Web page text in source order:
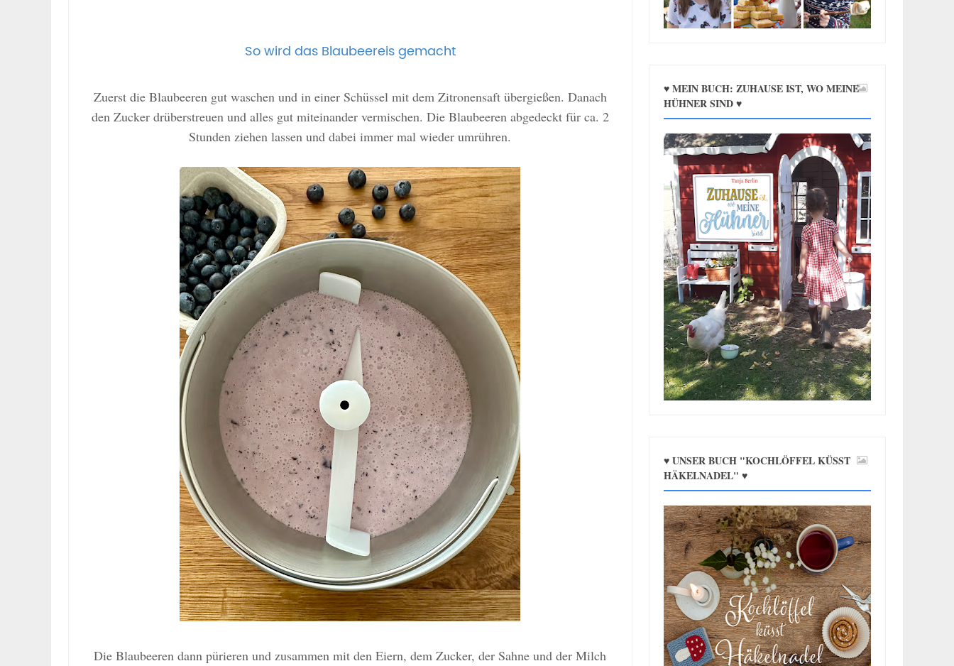
So wird das Blaubeereis gemacht
Zuerst die Blaubeeren gut waschen und in einer Schüssel mit dem Zitronensaft übergießen. Danach
den Zucker drüberstreuen und alles gut miteinander vermischen. Die Blaubeeren abgedeckt für ca. 2
Stunden ziehen lassen und dabei immer mal wieder umrühren.
Die Blaubeeren dann pürieren und zusammen mit den Eiern, dem Zucker, der Sahne und der Milch
♥ MEIN BUCH: ZUHAUSE IST, WO MEINE
HÜHNER SIND ♥
♥ UNSER BUCH "KOCHLÖFFEL KÜSST
HÄKELNADEL" ♥